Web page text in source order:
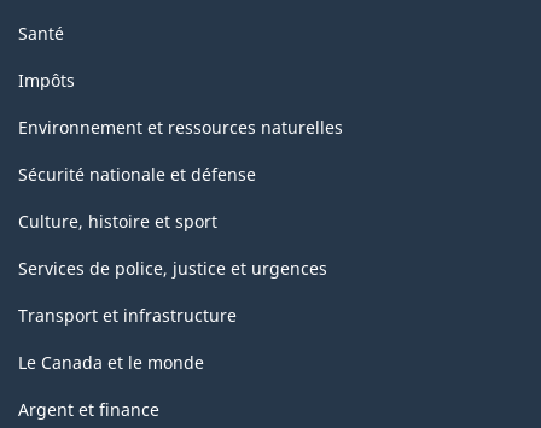
Santé
Impôts
Environnement et ressources naturelles
Sécurité nationale et défense
Culture, histoire et sport
Services de police, justice et urgences
Transport et infrastructure
Le Canada et le monde
Argent et finance